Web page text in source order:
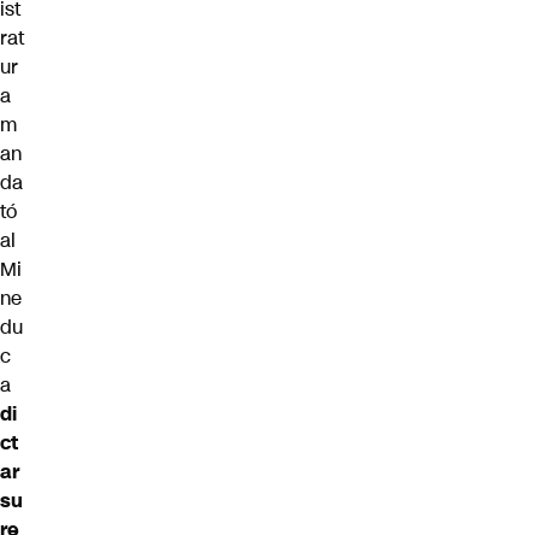
ist
rat
ur
a
m
an
da
tó
al
Mi
ne
du
c
a
di
ct
ar
su